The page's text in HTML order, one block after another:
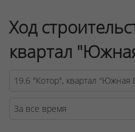
Ход
квартал